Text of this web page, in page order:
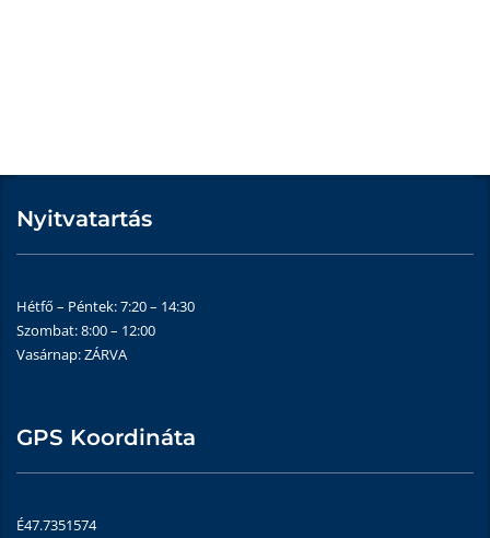
Nyitvatartás
Hétfő – Péntek: 7:20 – 14:30
Szombat: 8:00 – 12:00
Vasárnap: ZÁRVA
GPS Koordináta
É47.7351574